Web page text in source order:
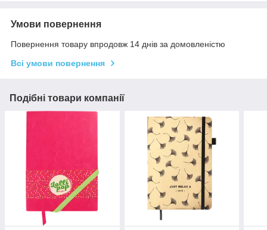
Умови повернення
Повернення товару впродовж 14 днів за домовленістю
Всі умови повернення
Подібні товари компанії